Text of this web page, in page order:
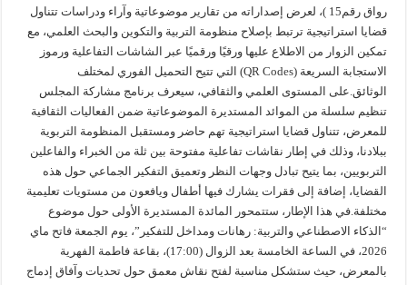
رواق رقم15 )، لعرض إصداراته من تقارير موضوعاتية وآراء ودراسات تتناول
قضايا استراتيجية ترتبط بإصلاح منظومة التربية والتكوين والبحث العلمي، مع
تمكين الزوار من الاطلاع عليها ورقيًا ورقميًا عبر الشاشات التفاعلية ورموز
الاستجابة السريعة (QR Codes) التي تتيح التحميل الفوري لمختلف
الوثائق.على المستوى العلمي والثقافي، سيعرف برنامج مشاركة المجلس
تنظيم سلسلة من الموائد المستديرة الموضوعاتية ضمن الفعاليات الثقافية
للمعرض، تتناول قضايا استراتيجية تهم حاضر ومستقبل المنظومة التربوية
ببلادنا، وذلك في إطار نقاشات تفاعلية مفتوحة بين ثلة من الخبراء والفاعلين
التربويين، بما يتيح تبادل وجهات النظر وتعميق التفكير الجماعي حول هذه
القضايا، إضافة إلى فقرات يشارك فيها أطفال ويافعون من مستويات تعليمية
مختلفة.في هذا الإطار، ستتمحور المائدة المستديرة الأولى حول موضوع
“الذكاء الاصطناعي والتربية: رهانات ومداخل للتفكير”، يوم الجمعة فاتح ماي
2026، في الساعة الخامسة بعد الزوال (17:00)، بقاعة فاطمة الفهرية
بالمعرض، حيث ستشكل مناسبة لفتح نقاش معمق حول تحديات وآفاق إدماج